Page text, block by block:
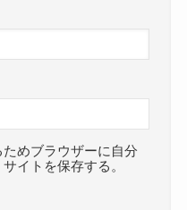
めブラウザーに自分
イトを保存する。